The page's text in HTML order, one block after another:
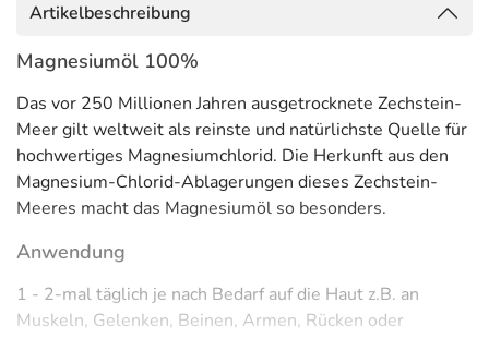
Artikelbeschreibung
Magnesiumöl 100%
Das vor 250 Millionen Jahren ausgetrocknete Zechstein-
Meer gilt weltweit als reinste und natürlichste Quelle für
hochwertiges Magnesiumchlorid. Die Herkunft aus den
Magnesium-Chlorid-Ablagerungen dieses Zechstein-
Meeres macht das Magnesiumöl so besonders.
Anwendung
1 - 2-mal täglich je nach Bedarf auf die Haut z.B. an
Muskeln, Gelenken, Beinen, Armen, Rücken oder